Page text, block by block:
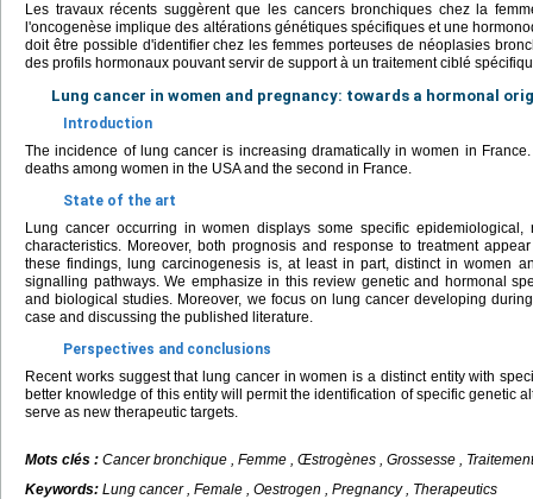
Les travaux récents suggèrent que les cancers bronchiques chez la
l'oncogenèse implique des altérations génétiques spécifiques et une
doit être possible d'identifier chez les femmes porteuses de néoplasies
des profils hormonaux pouvant servir de support à un traitement ciblé
Lung cancer in women and pregnancy: towards a hormonal
Introduction
The incidence of lung cancer is increasing dramatically in women in
deaths among women in the USA and the second in France.
State of the art
Lung cancer occurring in women displays some specific
characteristics. Moreover, both prognosis and response to treatment
these findings, lung carcinogenesis is, at least in part, distinct in women
signalling pathways. We emphasize in this review genetic and hormonal
and biological studies. Moreover, we focus on lung cancer developing
case and discussing the published literature.
Perspectives and conclusions
Recent works suggest that lung cancer in women is a distinct entity with
better knowledge of this entity will permit the identification of specific genetic
serve as new therapeutic targets.
Mots clés : Cancer bronchique , Femme , Œstrogènes , Grossesse , Traitement
Keywords: Lung cancer , Female , Oestrogen , Pregnancy , Therapeutics